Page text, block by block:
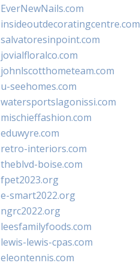
EverNewNails.com
insideoutdecoratingcentre.com
salvatoresinpoint.com
jovialfloralco.com
johnlscotthometeam.com
u-seehomes.com
watersportslagonissi.com
mischieffashion.com
eduwyre.com
retro-interiors.com
theblvd-boise.com
fpet2023.org
e-smart2022.org
ngrc2022.org
leesfamilyfoods.com
lewis-lewis-cpas.com
eleontennis.com